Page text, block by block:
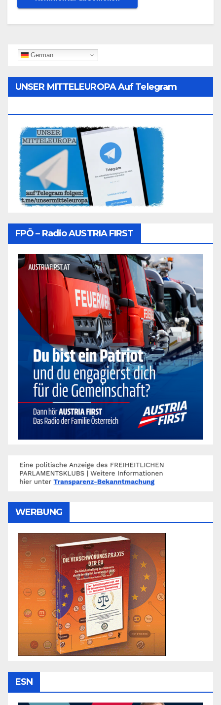
German
UNSER MITTELEUROPA Auf Telegram
FPÖ – Radio AUSTRIA FIRST
WERBUNG
ESN